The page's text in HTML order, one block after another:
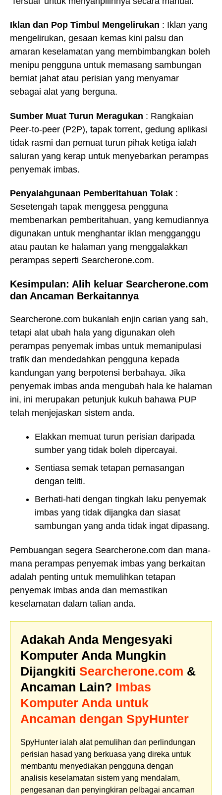
Iklan dan Pop Timbul Mengelirukan : Iklan yang
mengelirukan, gesaan kemas kini palsu dan
amaran keselamatan yang membimbangkan boleh
menipu pengguna untuk memasang sambungan
berniat jahat atau perisian yang menyamar
sebagai alat yang berguna.
Sumber Muat Turun Meragukan : Rangkaian
Peer-to-peer (P2P), tapak torrent, gedung aplikasi
tidak rasmi dan pemuat turun pihak ketiga ialah
saluran yang kerap untuk menyebarkan perampas
penyemak imbas.
Penyalahgunaan Pemberitahuan Tolak :
Sesetengah tapak menggesa pengguna
membenarkan pemberitahuan, yang kemudiannya
digunakan untuk menghantar iklan mengganggu
atau pautan ke halaman yang menggalakkan
perampas seperti Searcherone.com.
Kesimpulan: Alih keluar Searcherone.com
dan Ancaman Berkaitannya
Searcherone.com bukanlah enjin carian yang sah,
tetapi alat ubah hala yang digunakan oleh
perampas penyemak imbas untuk memanipulasi
trafik dan mendedahkan pengguna kepada
kandungan yang berpotensi berbahaya. Jika
penyemak imbas anda mengubah hala ke halaman
ini, ini merupakan petunjuk kukuh bahawa PUP
telah menjejaskan sistem anda.
Elakkan memuat turun perisian daripada
sumber yang tidak boleh dipercayai.
Sentiasa semak tetapan pemasangan
dengan teliti.
Berhati-hati dengan tingkah laku penyemak
imbas yang tidak dijangka dan siasat
sambungan yang anda tidak ingat dipasang.
Pembuangan segera Searcherone.com dan mana-
mana perampas penyemak imbas yang berkaitan
adalah penting untuk memulihkan tetapan
penyemak imbas anda dan memastikan
keselamatan dalam talian anda.
Adakah Anda Mengesyaki
Komputer Anda Mungkin
Dijangkiti Searcherone.com &
Ancaman Lain? Imbas
Komputer Anda untuk
Ancaman dengan SpyHunter
SpyHunter ialah alat pemulihan dan perlindungan
perisian hasad yang berkuasa yang direka untuk
membantu menyediakan pengguna dengan
analisis keselamatan sistem yang mendalam,
pengesanan dan penyingkiran pelbagai ancaman